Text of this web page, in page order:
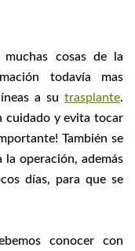
cosas de la
todavía mas
a su trasplante.
cuidado y evita tocar
También se
la operación, además
días, para que se
conocer con